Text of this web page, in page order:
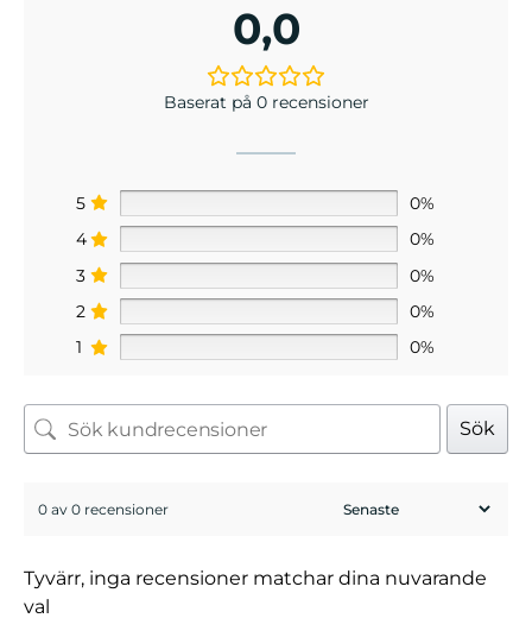
0,0
Baserat på 0 recensioner
5
0%
4
0%
3
0%
2
0%
1
0%
Sök
0 av 0 recensioner
Tyvärr, inga recensioner matchar dina nuvarande
val